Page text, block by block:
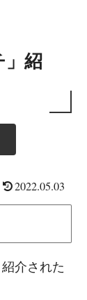
」紹
2022.05.03
紹介された